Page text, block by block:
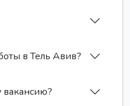
в Тель Авив?
вакансию?